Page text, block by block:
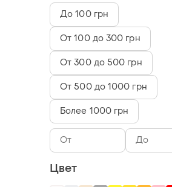
До 100 грн
От 100 до 300 грн
От 300 до 500 грн
От 500 до 1000 грн
Более 1000 грн
Цвет